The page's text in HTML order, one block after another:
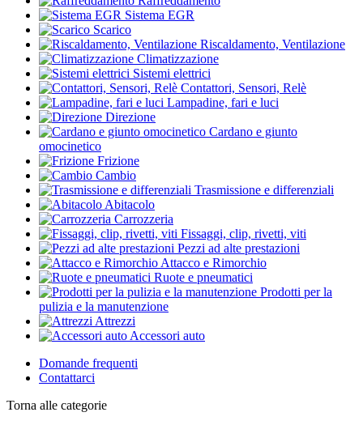
Sistema EGR
Scarico
Riscaldamento, Ventilazione
Climatizzazione
Sistemi elettrici
Contattori, Sensori, Relè
Lampadine, fari e luci
Direzione
Cardano e giunto
omocinetico
Frizione
Cambio
Trasmissione e differenziali
Abitacolo
Carrozzeria
Fissaggi, clip, rivetti, viti
Pezzi ad alte prestazioni
Attacco e Rimorchio
Ruote e pneumatici
Prodotti per la
pulizia e la manutenzione
Attrezzi
Accessori auto
Domande frequenti
Contattarci
Torna alle categorie